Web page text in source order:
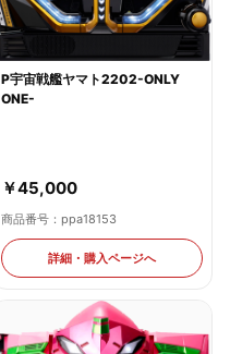
P宇宙戦艦ヤマト2202-ONLY
ONE-
￥45,000
商品番号：ppa18153
詳細・購入ページへ